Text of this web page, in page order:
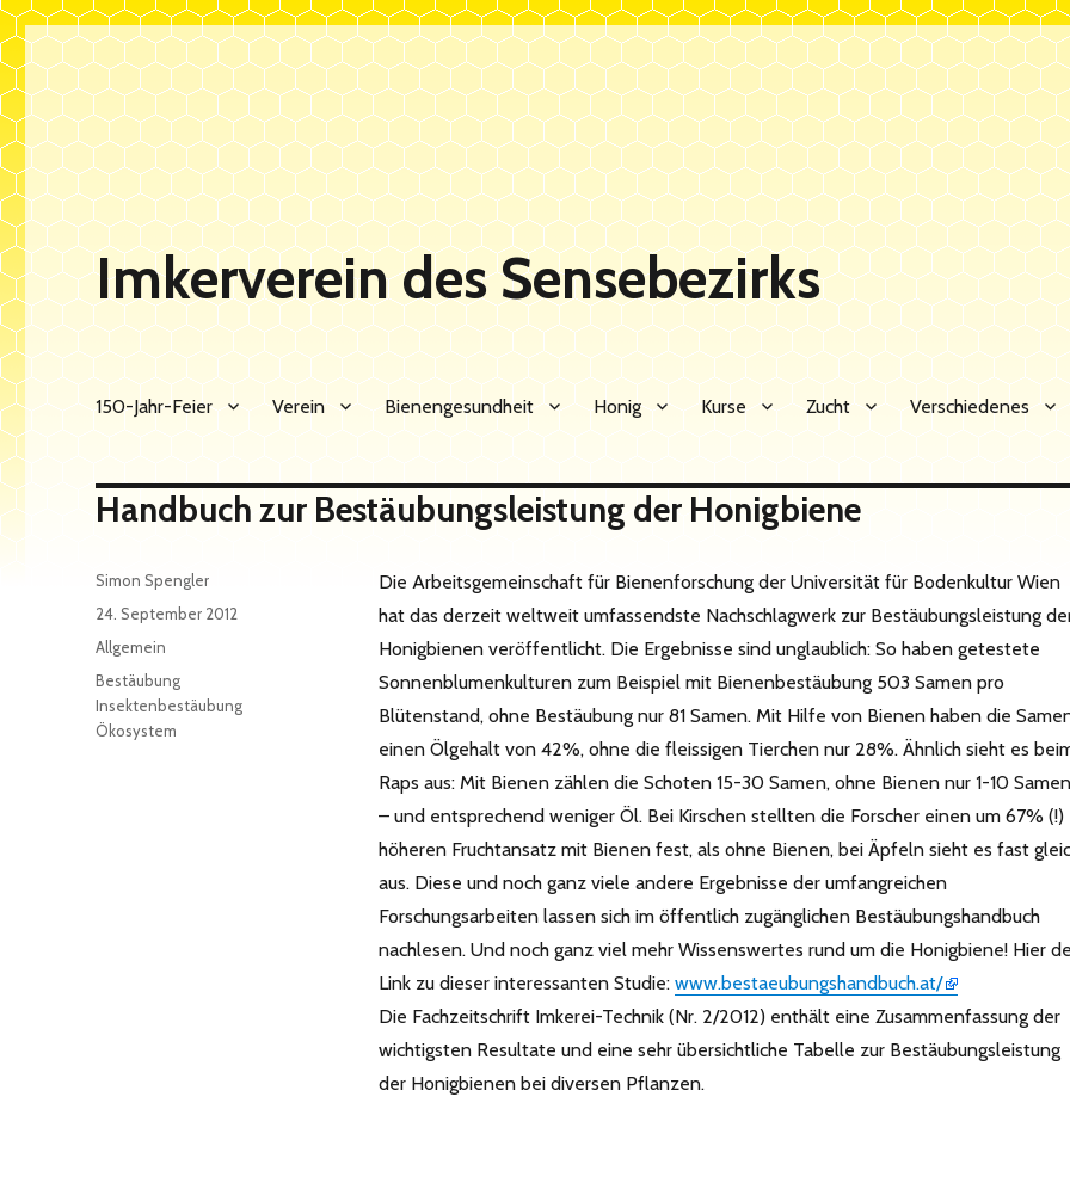
Imkerverein des Sensebezirks
150-Jahr-Feier Verein Bienengesundheit Honig Kurse Zucht Verschiedenes
Handbuch zur Bestäubungsleistung der Honigbiene
Die Arbeitsgemeinschaft für Bienenforschung der Universität für Bodenkultur Wien
hat das derzeit weltweit umfassendste Nachschlagwerk zur Bestäubungsleistung
Honigbienen veröffentlicht. Die Ergebnisse sind unglaublich: So haben getestete
Sonnenblumenkulturen zum Beispiel mit Bienenbestäubung 503 Samen pro
Blütenstand, ohne Bestäubung nur 81 Samen. Mit Hilfe von Bienen haben die
einen Ölgehalt von 42%, ohne die fleissigen Tierchen nur 28%. Ähnlich sieht es
Raps aus: Mit Bienen zählen die Schoten 15-30 Samen, ohne Bienen nur 1-10 Samen
– und entsprechend weniger Öl. Bei Kirschen stellten die Forscher einen um 67% (!)
höheren Fruchtansatz mit Bienen fest, als ohne Bienen, bei Äpfeln sieht es fast
aus. Diese und noch ganz viele andere Ergebnisse der umfangreichen
Forschungsarbeiten lassen sich im öffentlich zugänglichen Bestäubungshandbuch
nachlesen. Und noch ganz viel mehr Wissenswertes rund um die Honigbiene! Hier
Link zu dieser interessanten Studie: www.bestaeubungshandbuch.at/
Die Fachzeitschrift Imkerei-Technik (Nr. 2/2012) enthält eine Zusammenfassung der
wichtigsten Resultate und eine sehr übersichtliche Tabelle zur Bestäubungsleistung
der Honigbienen bei diversen Pflanzen.
Autor
Simon Spengler
Veröffentlicht
am
24. September 2012
Kategorien
Allgemein
Schlagwörter
Bestäubung
Insektenbestäubung
Ökosystem